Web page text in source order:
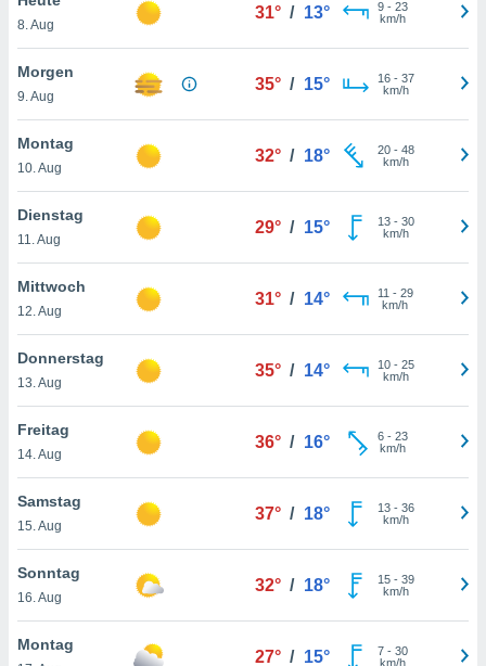
oder
Partner
es uns
das
der
Profil zu
Ihnen
finden
. Sie
jederzeit
Rand
8. Aug
31° / 13° 9- 23
km/h
Morgen
9. Aug
35° / 15° 16- 37
km/h
Montag
10. Aug
32° / 18° 20- 48
km/h
Dienstag
11. Aug
29° / 15° 13- 30
km/h
Mittwoch
12. Aug
31° / 14° 11 - 29
km/h
Donnerstag
13. Aug
35° / 14° 10- 25
km/h
Freitag
14. Aug
36° / 16° 6- 23
km/h
Samstag
15. Aug
37° / 18° 13- 36
km/h
Sonntag
16. Aug
32° / 18° 15- 39
km/h
Montag
27° / 15° 7- 30
km/h